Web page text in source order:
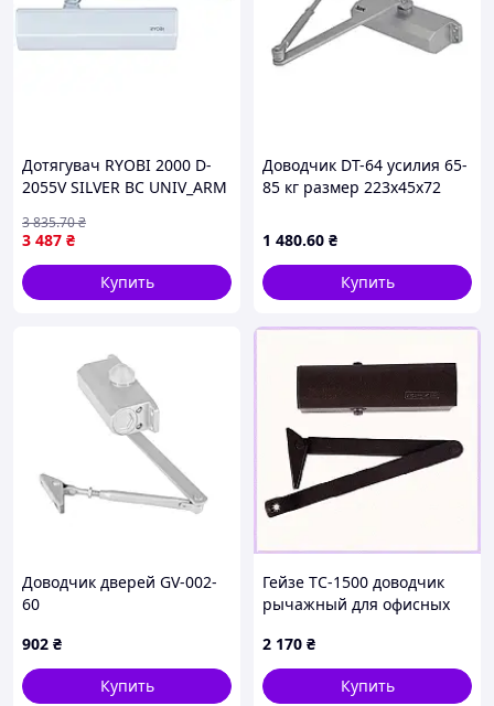
Дотягувач RYOBI 2000 D-
2055V SILVER BC UNIV_ARM
3 487 ₴
3 835.70₴
Купить
Доводчик DT-64 усилия 65-
85 кг размер 223x45x72
1 480.60 ₴
Купить
Доводчик дверей GV-002-
60
902 ₴
Купить
Гейзе ТС-1500 доводчик
рычажный для офисных
2 170 ₴
Купить